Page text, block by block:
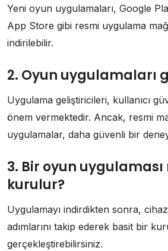
Yeni oyun uygulamaları, Google
App Store gibi resmi uygulama
indirilebilir.
2. Oyun uygulamaları
Uygulama geliştiricileri, kullanıcı
önem vermektedir. Ancak, resmi
uygulamalar, daha güvenli bir
3. Bir oyun uygulaması
kurulur?
Uygulamayı indirdikten sonra,
adımlarını takip ederek basit bir
gerçekleştirebilirsiniz.